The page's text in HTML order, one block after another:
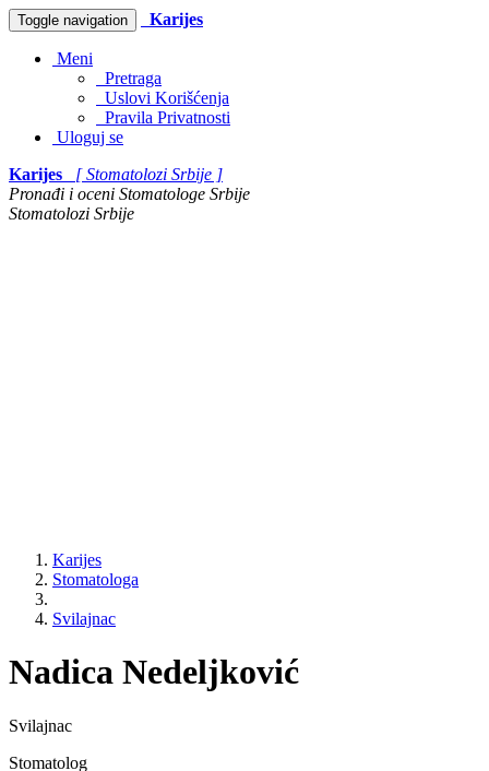
Toggle navigation Karijes
Meni
Pretraga
Uslovi Korišćenja
Pravila Privatnosti
Uloguj se
Karijes
[ Stomatolozi Srbije ]
Pronađi i oceni Stomatologe Srbije
Stomatolozi Srbije
Karijes
Stomatologa
Svilajnac
Nadica Nedeljković
Svilajnac
Stomatolog